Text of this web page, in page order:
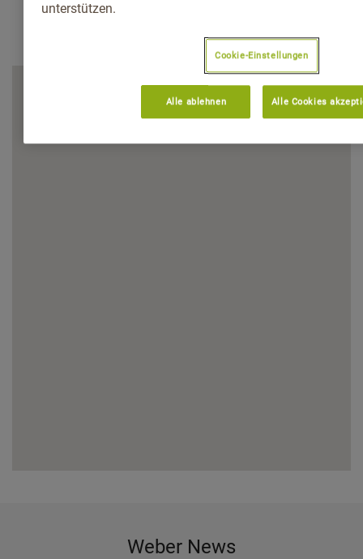
Weber News
unterstützen.
Cookie-Einstellungen
Alle ablehnen Alle Cookies